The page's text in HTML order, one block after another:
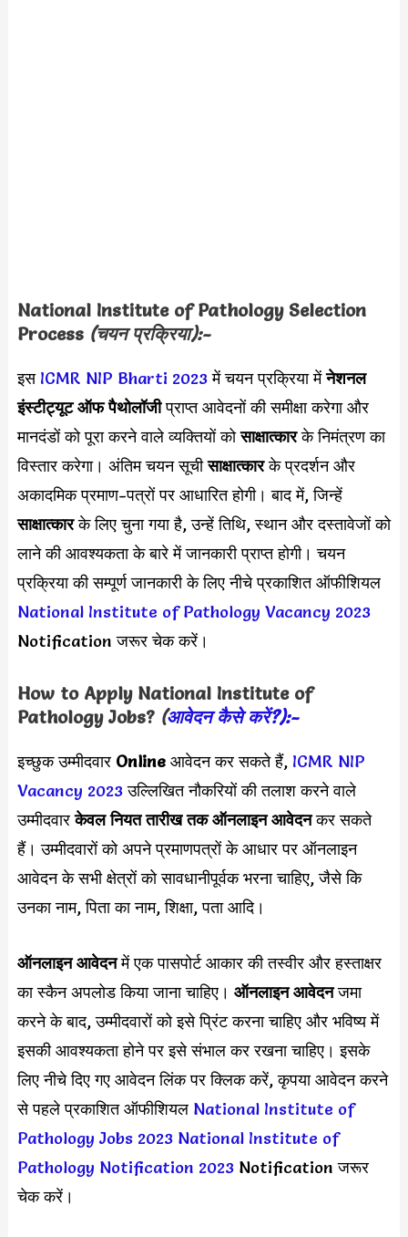
National Institute of Pathology Selection
Process (चयन प्रक्रिया):-
इस ICMR NIP Bharti 2023में चयन प्रक्रिया मेंनेशनल
इंस्टीट्यूट ऑफ पैथोलॉजीप्राप्त आवेदनों की समीक्षा करेगा और
मानदंडों को पूरा करने वाले व्यक्तियों कोसाक्षात्कारके निमंत्रण का
विस्तार करेगा। अंतिम चयन सूचीसाक्षात्कारके प्रदर्शन और
अकादमिक प्रमाण-पत्रों पर आधारित होगी। बाद में, जिन्हें
साक्षात्कारके लिए चुना गया है, उन्हें तिथि, स्थान और दस्तावेजों को
लाने की आवश्यकता के बारे में जानकारी प्राप्त होगी। चयन
प्रक्रिया की सम्पूर्ण जानकारी के लिए नीचे प्रकाशित ऑफीशियल
National Institute of Pathology Vacancy 2023
Notification जरूर चेक करें।
How to Apply National Institute of
Pathology Jobs?(आवेदन कैसे करें?):-
इच्छुक उम्मीदवार Online आवेदन कर सकते हैं, ICMR NIP
Vacancy 2023उल्लिखित नौकरियों की तलाश करने वाले
उम्मीदवारकेवल नियत तारीख तक ऑनलाइन आवेदनकर सकते
हैं। उम्मीदवारों को अपने प्रमाणपत्रों के आधार पर ऑनलाइन
आवेदन के सभी क्षेत्रों को सावधानीपूर्वक भरना चाहिए, जैसे कि
उनका नाम, पिता का नाम, शिक्षा, पता आदि।
ऑनलाइन आवेदनमें एक पासपोर्ट आकार की तस्वीर और हस्ताक्षर
का स्कैन अपलोड किया जाना चाहिए। ऑनलाइन आवेदनजमा
करने के बाद, उम्मीदवारों को इसे प्रिंट करना चाहिए और भविष्य में
इसकी आवश्यकता होने पर इसे संभाल कर रखना चाहिए। इसके
लिए नीचे दिए गए आवेदन लिंक पर क्लिक करें, कृपया आवेदन करने
से पहले प्रकाशित ऑफीशियल National Institute of
Pathology Jobs 2023 National Institute of
Pathology Notification 2023Notification जरूर
चेक करें।